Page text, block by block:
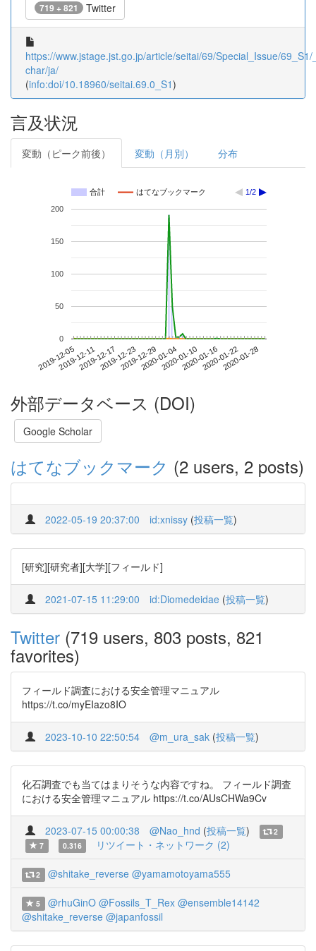
719 + 821 Twitter
https://www.jstage.jst.go.jp/article/seitai/69/Special_Issue/
char/ja/
(info:doi/10.18960/seitai.69.0_S1)
言及状況
変動（ピーク前後） 変動（月別） 分布
合計 はてなブックマーク 1/2
2019-12-052019-12-112019-12-172019-12-232019-12-292020-01-042020-01-102020-01-162020-01-222020-01-28
0
50
100
150
200
外部データベース (DOI)
Google Scholar
はてなブックマーク (2 users, 2 posts)
2022-05-19 20:37:00 id:xnissy (投稿一覧)
[研究][研究者][大学][フィールド]
2021-07-15 11:29:00 id:Diomedeidae (投稿一覧)
Twitter (719 users, 803 posts, 821
favorites)
フィールド調査における安全管理マニュアル
https://t.co/myEIazo8IO
2023-10-10 22:50:54 @m_ura_sak (投稿一覧)
化石調査でも当てはまりそうな内容ですね。 フィールド調査
における安全管理マニュアル https://t.co/AUsCHWa9Cv
2023-07-15 00:00:38 @Nao_hnd (投稿一覧)
2
7
0.316 リツイート・ネットワーク (2)
2 @shitake_reverse @yamamotoyama555
5 @rhuGinO @Fossils_T_Rex @ensemble14142
@shitake_reverse @japanfossil